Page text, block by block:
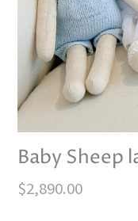
Baby Sheep
$2,890.00